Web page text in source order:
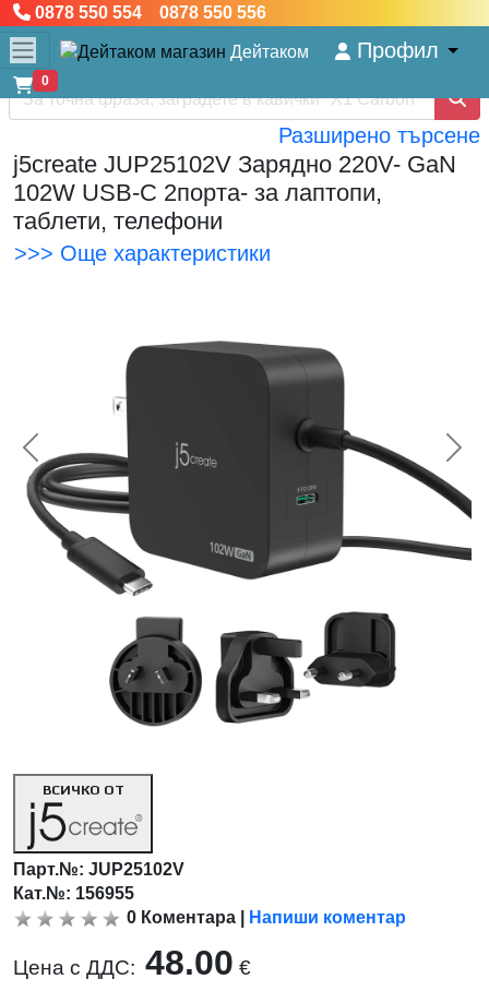
0878 550 554 0878 550 556
Дейтаком Профил
0
Разширено търсене
j5create JUP25102V Зарядно 220V- GaN
102W USB-C 2порта- за лаптопи,
таблети, телефони
>>> Още характеристики
<< Предишна
ВСИЧКО ОТ
Парт.№:JUP25102V
Кат.№: 156955
0 Коментара Напиши коментар
Цена с ДДС: 48.00 €